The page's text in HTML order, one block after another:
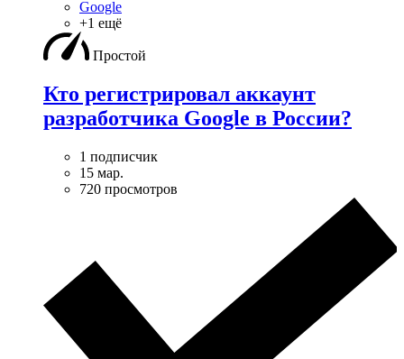
Google
+1 ещё
Простой
Кто регистрировал аккаунт
разработчика Google в России?
1 подписчик
15 мар.
720 просмотров